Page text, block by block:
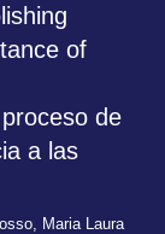
of
de
a las
Maria Laura